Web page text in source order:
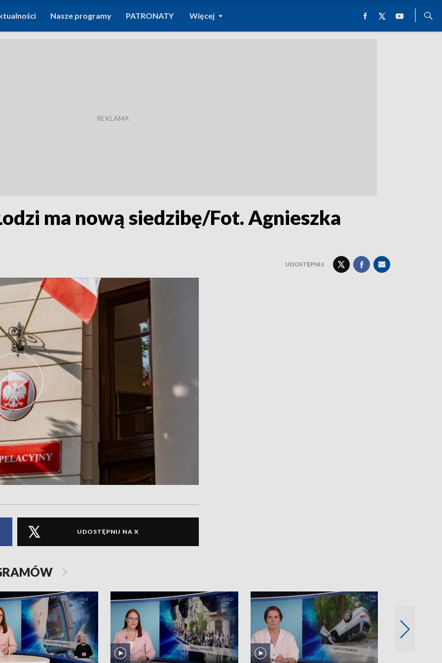
Nasze programy PATRONATY Więcej
ma nową siedzibę/Fot. Agnieszka
UDOSTĘPNIJ:
UDOSTĘPNIJ NA X